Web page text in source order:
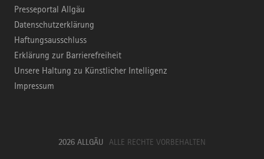
Presseportal Allgäu
Datenschutzerklärung
Haftungsausschluss
Erklärung zur Barrierefreiheit
Unsere Haltung zu Künstlicher Intelligenz
Impressum
2026 ALLGÄU ALLE RECHTE VORBEHALTEN